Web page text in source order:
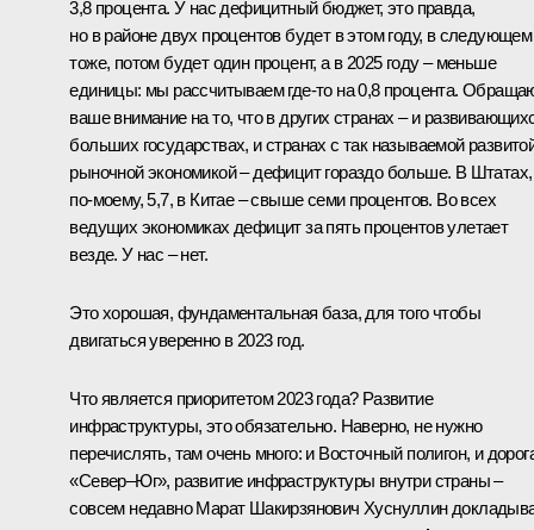
3,8 процента. У нас дефицитный бюджет, это правда,
но в районе двух процентов будет в этом году, в следующем
тоже, потом будет один процент, а в 2025 году – меньше
единицы: мы рассчитываем где-то на 0,8 процента.
ваше внимание на то, что в других странах – и
больших государствах, и странах с так называемой
рыночной экономикой – дефицит гораздо больше. В Штатах,
по-моему, 5,7, в Китае – свыше семи процентов. Во всех
ведущих экономиках дефицит за пять процентов улетает
везде. У нас – нет.
Это хорошая, фундаментальная база, для того чтобы
двигаться уверенно в 2023 год.
Что является приоритетом 2023 года? Развитие
инфраструктуры, это обязательно. Наверно, не нужно
перечислять, там очень много: и Восточный полигон, и
«Север–Юг», развитие инфраструктуры внутри страны –
совсем недавно Марат Шакирзянович Хуснуллин